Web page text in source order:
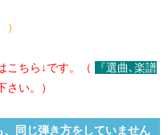
こちら↓です。（
『選曲､楽譜
い。）
同じ弾き方をしていません